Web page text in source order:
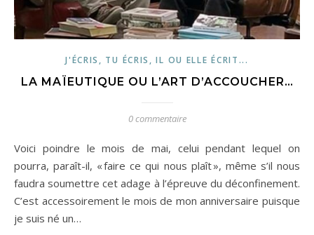
J'ÉCRIS, TU ÉCRIS, IL OU ELLE ÉCRIT...
LA MAÏEUTIQUE OU L’ART D’ACCOUCHER…
0 commentaire
Voici poindre le mois de mai, celui pendant lequel on
pourra, paraît-il, « faire ce qui nous plaît », même s’il nous
faudra soumettre cet adage à l’épreuve du déconfinement.
C’est accessoirement le mois de mon anniversaire puisque
je suis né un…